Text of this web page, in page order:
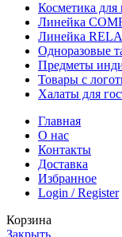
Косметика для
Линейка
Линейка
Одноразовые
Предметы
Товары с
Халаты для
Главная
О нас
Контакты
Доставка
Избранное
Login / Register
Корзина
Закрыть